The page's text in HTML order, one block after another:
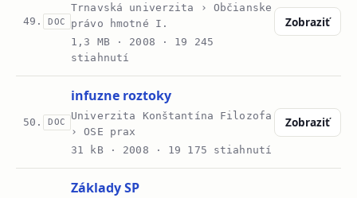
49. DOC
Trnavská univerzita › Občianske
právo hmotné I.
1,3 MB · 2008 · 19 245
stiahnutí
Zobraziť
50. DOC
infuzne roztoky
Univerzita Konštantína Filozofa
› OSE prax
31 kB · 2008 · 19 175 stiahnutí
Zobraziť
Základy SP